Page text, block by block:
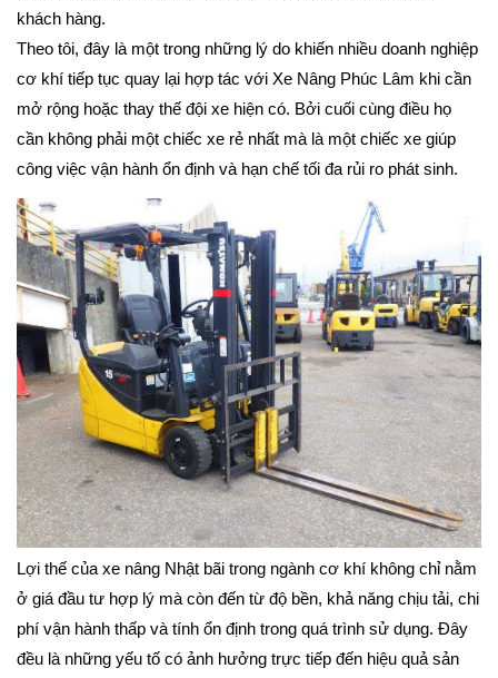
khách hàng.
Theo tôi, đây là một trong những lý do khiến nhiều doanh nghiệp
cơ khí tiếp tục quay lại hợp tác với Xe Nâng Phúc Lâm khi cần
mở rộng hoặc thay thế đội xe hiện có. Bởi cuối cùng điều họ
cần không phải một chiếc xe rẻ nhất mà là một chiếc xe giúp
công việc vận hành ổn định và hạn chế tối đa rủi ro phát sinh.
Lợi thế của xe nâng Nhật bãi trong ngành cơ khí không chỉ nằm
ở giá đầu tư hợp lý mà còn đến từ độ bền, khả năng chịu tải, chi
phí vận hành thấp và tính ổn định trong quá trình sử dụng. Đây
đều là những yếu tố có ảnh hưởng trực tiếp đến hiệu quả sản